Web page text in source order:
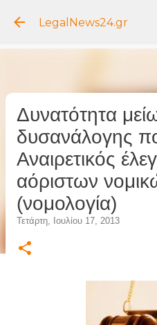
Μετάβαση στο
LegalNews24.gr
Δυνατότητα
δυσανάλογης
Αναιρετικός
αόριστων
(νομολογία)
Τετάρτη, Ιουλίου 17, 2013